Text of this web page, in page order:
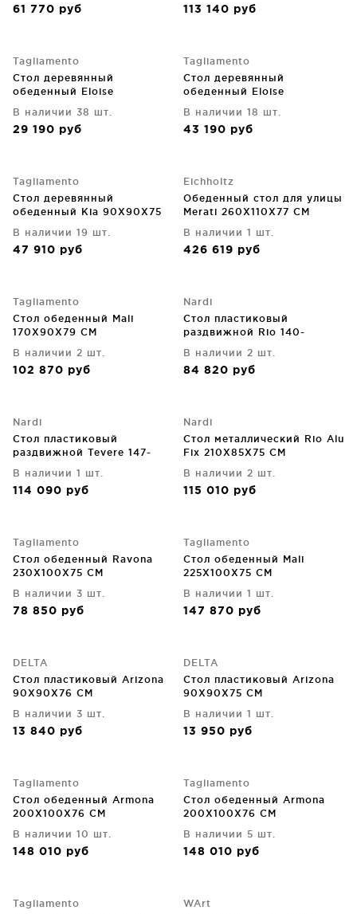
61 770 руб 113 140 руб
Tagliamento
Стол деревянный
обеденный Eloise
В наличии 38 шт.
29 190 руб
Tagliamento
Стол деревянный
обеденный Eloise
В наличии 18 шт.
43 190 руб
Tagliamento
Стол деревянный
обеденный Kia 90X90X75
В наличии 19 шт.
47 910 руб
Eichholtz
Обеденный стол для улицы
Merati 260X110X77 CM
В наличии 1 шт.
426 619 руб
Tagliamento
Стол обеденный Mali
170X90X79 CM
В наличии 2 шт.
102 870 руб
Nardi
Стол пластиковый
раздвижной Rio 140-
В наличии 2 шт.
84 820 руб
Nardi
Стол пластиковый
раздвижной Tevere 147-
В наличии 1 шт.
114 090 руб
Nardi
Стол металлический Rio Alu
Fix 210X85X75 CM
В наличии 2 шт.
115 010 руб
Tagliamento
Стол обеденный Ravona
230X100X75 CM
В наличии 3 шт.
78 850 руб
Tagliamento
Стол обеденный Mali
225X100X75 CM
В наличии 1 шт.
147 870 руб
DELTA
Стол пластиковый Arizona
90X90X76 CM
В наличии 3 шт.
13 840 руб
DELTA
Стол пластиковый Arizona
90X90X75 CM
В наличии 1 шт.
13 950 руб
Tagliamento
Стол обеденный Armona
200X100X76 CM
В наличии 10 шт.
148 010 руб
Tagliamento
Стол обеденный Armona
200X100X76 CM
В наличии 5 шт.
148 010 руб
Tagliamento
WArt